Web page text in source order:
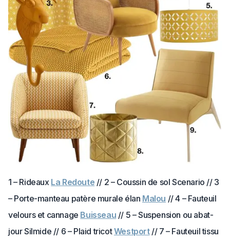
1 – Rideaux La Redoute // 2 – Coussin de sol Scenario // 3
– Porte-manteau patère murale élan Malou // 4 – Fauteuil
velours et cannage Buisseau // 5 – Suspension ou abat-
jour Silmide // 6 – Plaid tricotWestport// 7 – Fauteuil tissu